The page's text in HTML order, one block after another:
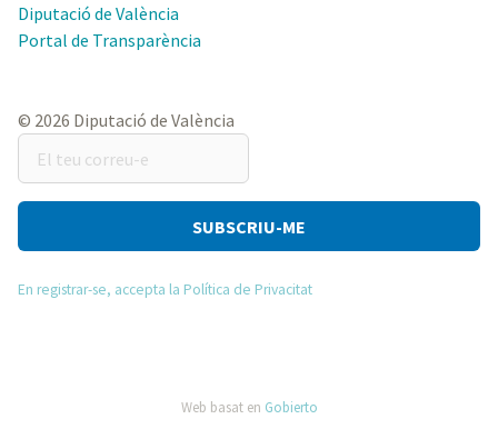
Diputació de València
Portal de Transparència
© 2026 Diputació de València
teu
correu-
En registrar-se, accepta la Política de Privacitat
Web basat en Gobierto